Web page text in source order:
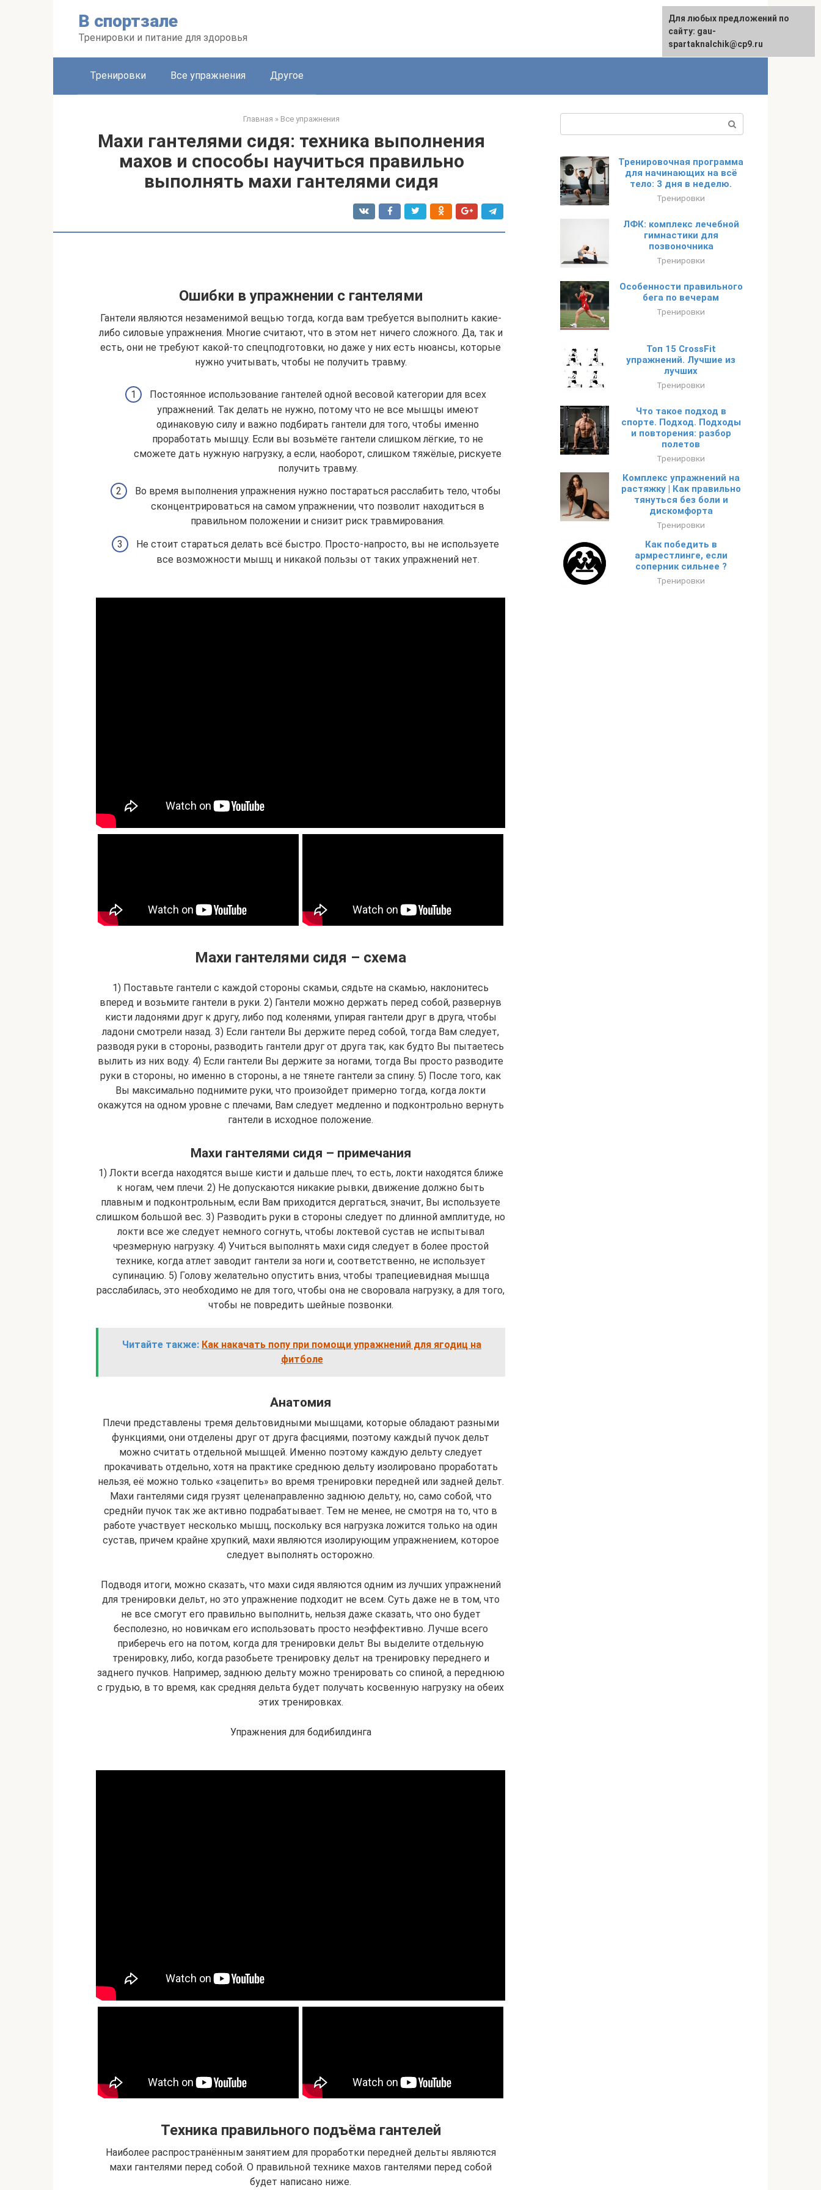
В спортзале
Тренировки и питание для здоровья
Тренировки Все упражнения Другое
Главная » Все упражнения
Махи гантелями сидя: техника выполнения
махов и способы научиться правильно
выполнять махи гантелями сидя
Ошибки в упражнении с гантелями
Гантели являются незаменимой вещью тогда, когда вам требуется выполнить какие-
либо силовые упражнения. Многие считают, что в этом нет ничего сложного. Да, так и
есть, они не требуют какой-то спецподготовки, но даже у них есть нюансы, которые
нужно учитывать, чтобы не получить травму.
Постоянное использование гантелей одной весовой категории для всех
упражнений. Так делать не нужно, потому что не все мышцы имеют
одинаковую силу и важно подбирать гантели для того, чтобы именно
проработать мышцу. Если вы возьмёте гантели слишком лёгкие, то не
сможете дать нужную нагрузку, а если, наоборот, слишком тяжёлые, рискуете
получить травму.
Во время выполнения упражнения нужно постараться расслабить тело, чтобы
сконцентрироваться на самом упражнении, что позволит находиться в
правильном положении и снизит риск травмирования.
Не стоит стараться делать всё быстро. Просто-напросто, вы не используете
все возможности мышц и никакой пользы от таких упражнений нет.
Махи гантелями сидя – схема
1) Поставьте гантели с каждой стороны скамьи, сядьте на скамью, наклонитесь
вперед и возь­ми­те гантели в руки. 2) Гантели можно держать перед собой, развернув
кисти ладонями друг к другу, либо под ко­ле­ня­ми, упирая гантели друг в друга, чтобы
ладони смотрели назад. 3) Если гантели Вы держите перед собой, тогда Вам следует,
разводя руки в стороны, раз­во­дить гантели друг от друга так, как будто Вы пытаетесь
вылить из них воду. 4) Если гантели Вы держите за ногами, тогда Вы просто разводите
руки в стороны, но имен­но в стороны, а не тянете гантели за спину. 5) После того, как
Вы максимально поднимите руки, что произойдет примерно тогда, ког­да лок­ти
окажутся на одном уровне с плечами, Вам следует медленно и под­кон­т­роль­но вернуть
гантели в исходное положение.
Махи гантелями сидя – примечания
1) Локти всегда находятся выше кисти и дальше плеч, то есть, локти находятся ближе
к но­гам, чем плечи. 2) Не допускаются никакие рывки, движение должно быть
плавным и подконтрольным, ес­ли Вам приходится дергаться, значит, Вы используете
слишком большой вес. 3) Разводить руки в стороны следует по длинной амплитуде, но
локти все же следует не­мно­го сог­нуть, чтобы локтевой сустав не испытывал
чрезмерную нагрузку. 4) Учиться выполнять махи сидя следует в более простой
технике, когда атлет заводит ган­те­ли за но­ги и, со­от­вет­с­т­вен­но, не использует
супинацию. 5) Голову желательно опустить вниз, чтобы тра­пе­ци­е­вид­ная мышца
расслабилась, это не­об­хо­ди­мо не для того, чтобы она не своровала нагрузку, а для того,
чтобы не пов­ре­дить шей­ные поз­вон­ки.
Читайте также: Как накачать попу при помощи упражнений для ягодиц на
фитболе
Анатомия
Плечи представлены тремя дельтовидными мышцами, которые обладают разными
фун­к­ци­я­ми, они от­де­ле­ны друг от друга фасциями, поэтому каждый пучок дельт
можно счи­тать от­дель­ной мыш­цей. Именно поэтому каждую дельту следует
прокачивать от­дель­но, хо­тя на прак­ти­ке сред­нюю дельту изолировано проработать
нельзя, её можно толь­ко «за­це­пить» во вре­мя тре­ни­ров­ки передней или задней дельт.
Махи гантелями си­дя гру­зят це­ле­нап­рав­лен­но зад­нюю дельту, но, само собой, что
среднйи пучок так же ак­тив­но под­ра­ба­ты­ва­ет. Тем не ме­нее, не смотря на то, что в
работе участвует нес­коль­ко мышц, пос­коль­ку вся наг­руз­ка ложится только на один
сустав, причем крайне хруп­кий, ма­хи яв­ля­ют­ся изо­ли­ру­ю­щим упражнением, которое
следует выполнять осторожно.
Подводя итоги, можно сказать, что махи сидя являются одним из лучших уп­раж­не­ний
для тре­ни­ров­ки дельт, но это упражнение подходит не всем. Суть даже не в том, что
не все смо­гут его пра­виль­но вы­пол­нить, нельзя даже сказать, что оно будет
бесполезно, но но­вич­кам его ис­поль­зо­вать прос­то не­эф­фек­тив­но. Лучше всего
приберечь его на потом, ког­да для тре­ни­ров­ки дельт Вы вы­де­ли­те отдельную
тренировку, либо, когда разобьете тре­ни­ров­ку дельт на тре­ни­ров­ку переднего и
заднего пучков. Например, заднюю дельту мож­но тре­ни­ро­вать со спи­ной, а пе­ред­нюю
с грудью, в то время, как средняя дельта бу­дет по­лу­чать кос­вен­ную наг­руз­ку на обе­их
этих тре­ни­ров­ках.
Упражнения для бодибилдинга
Техника правильного подъёма гантелей
Наиболее распространённым занятием для проработки передней дельты являются
махи гантелями перед собой. О правильной технике махов гантелями перед собой
будет написано ниже.
Тренировочная программа
для начинающих на всё
тело: 3 дня в неделю.
Тренировки
ЛФК: комплекс лечебной
гимнастики для
позвоночника
Тренировки
Особенности правильного
бега по вечерам
Тренировки
Топ 15 CrossFit
упражнений. Лучшие из
лучших
Тренировки
Что такое подход в
спорте. Подход. Подходы
и повторения: разбор
полетов
Тренировки
Комплекс упражнений на
растяжку | Как правильно
тянуться без боли и
дискомфорта
Тренировки
Как победить в
армрестлинге, если
соперник сильнее ?
Тренировки
Для любых предложений по
сайту: gau-
spartaknalchik@cp9.ru